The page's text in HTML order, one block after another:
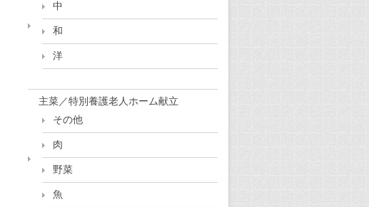
中
和
洋
主菜／特別養護老人ホーム献立
その他
肉
野菜
魚